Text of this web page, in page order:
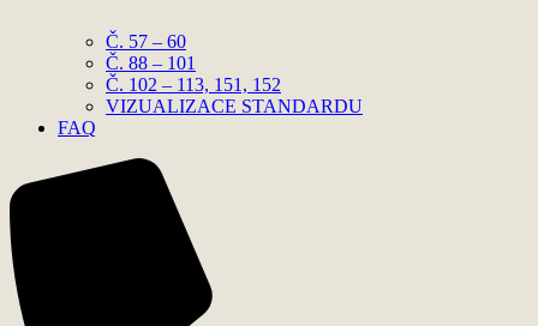
Č. 57 – 60
Č. 88 – 101
Č. 102 – 113, 151, 152
VIZUALIZACE STANDARDU
FAQ